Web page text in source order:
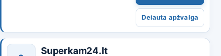
Deiauta apžvalga
Superkam24.lt